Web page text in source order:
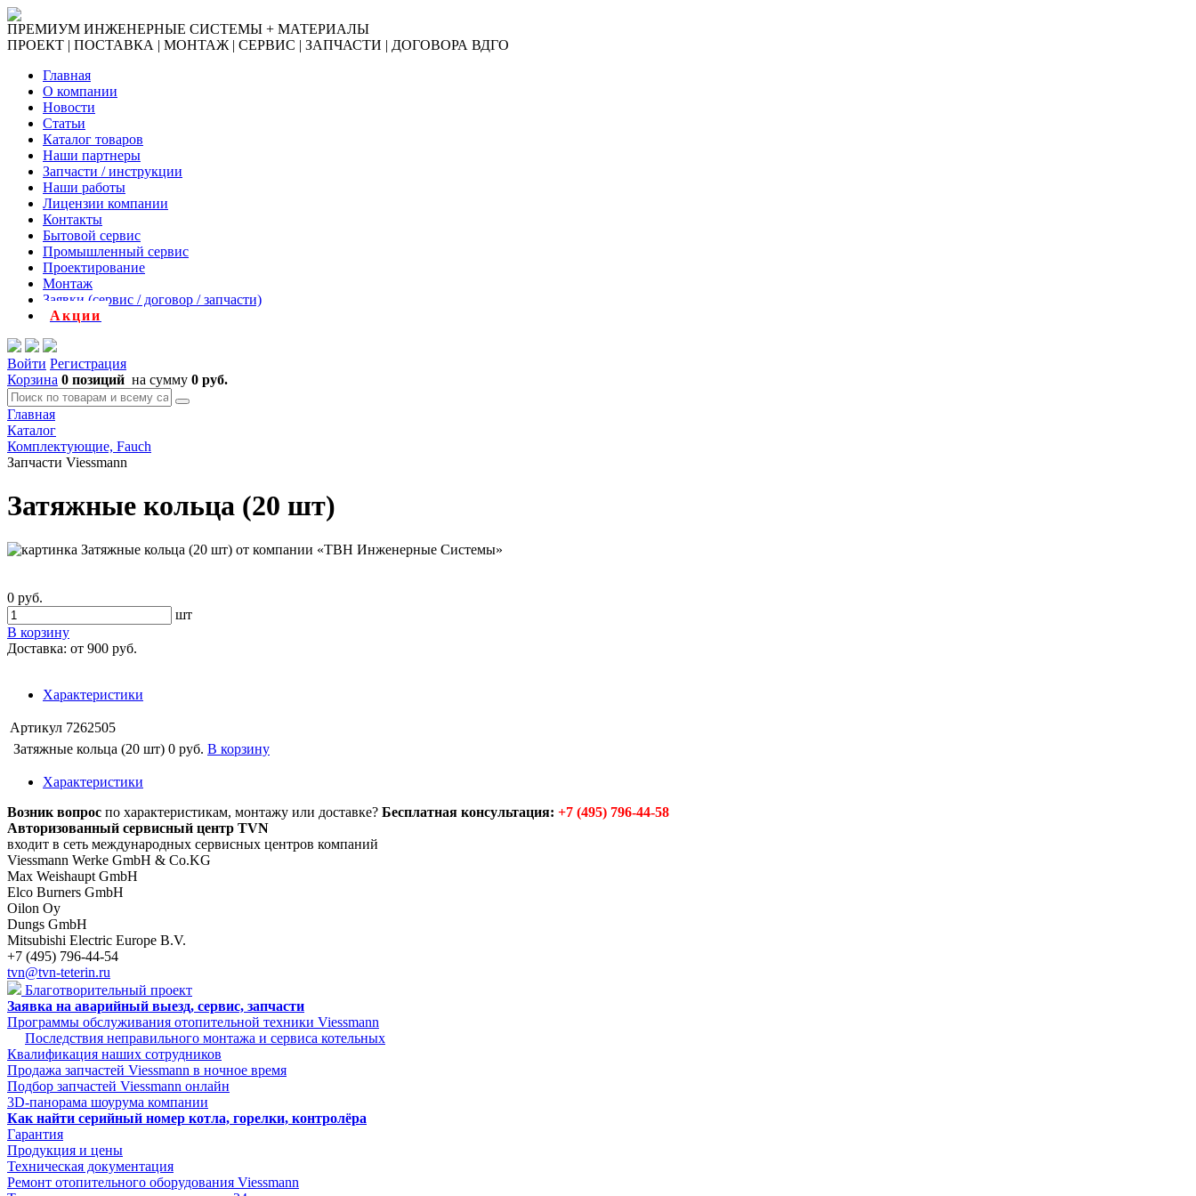
ПРЕМИУМ ИНЖЕНЕРНЫЕ СИСТЕМЫ + МАТЕРИАЛЫ
ПРОЕКТ | ПОСТАВКА | МОНТАЖ | СЕРВИС | ЗАПЧАСТИ | ДОГОВОРА ВДГО
Главная
О компании
Новости
Статьи
Каталог товаров
Наши партнеры
Запчасти / инструкции
Наши работы
Лицензии компании
Контакты
Бытовой сервис
Промышленный сервис
Проектирование
Монтаж
Заявки (сервис / договор / запчасти)
Акции
Войти Регистрация
Корзина 0 позиций на сумму 0 руб.
Главная
Каталог
Комплектующие, Fauch
Запчасти Viessmann
Затяжные кольца (20 шт)
0 руб.
шт
В корзину
Доставка: от 900 руб.
Характеристики
Артикул 7262505
Затяжные кольца (20 шт) 0 руб. В корзину
Характеристики
Возник вопрос по характеристикам, монтажу или доставке? Бесплатная консультация: +7 (495) 796-44-58
Авторизованный сервисный центр TVN
входит в сеть международных сервисных центров компаний
Viessmann Werke GmbH & Co.KG
Max Weishaupt GmbH
Elco Burners GmbH
Oilon Oy
Dungs GmbH
Mitsubishi Electric Europe B.V.
+7 (495) 796-44-54
tvn@tvn-teterin.ru
Благотворительный проект
Заявка на аварийный выезд, сервис, запчасти
Программы обслуживания отопительной техники Viessmann
Последствия неправильного монтажа и сервиса котельных
Квалификация наших сотрудников
Продажа запчастей Viessmann в ночное время
Подбор запчастей Viessmann онлайн
3D-панорама шоурума компании
Как найти серийный номер котла, горелки, контролёра
Гарантия
Продукция и цены
Техническая документация
Ремонт отопительного оборудования Viessmann